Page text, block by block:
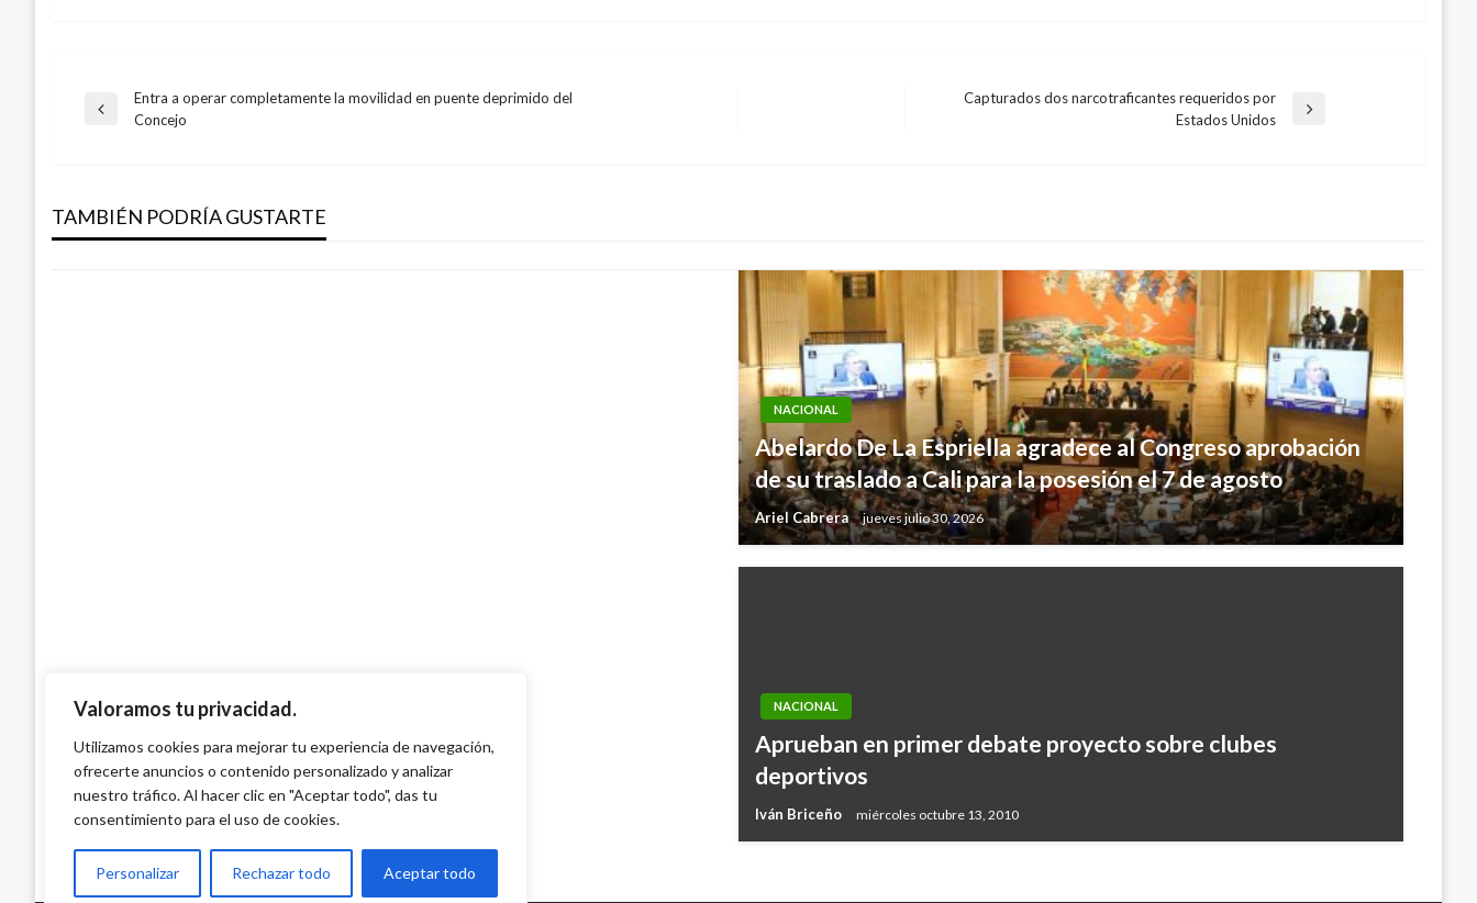
Valoramos tu privacidad.
Utilizamos cookies para mejorar tu experiencia de navegación,
ofrecerte anuncios o contenido personalizado y analizar
nuestro tráfico. Al hacer clic en "Aceptar todo", das tu
consentimiento para el uso de cookies.
Personalizar Rechazar todo Aceptar todo
Navegación
entradas
Entrada
Entra a operar completamente la movilidad en puente deprimido del
Concejo
Capturados dos narcotraficantes requeridos por
Estados Unidos
TAMBIÉN PODRÍA GUSTARTE
noviembre
Giovanni Alarcón M. jueves noviembre 22, 2018
NACIONAL
Abelardo De La Espriella agradece al Congreso aprobación
de su traslado a Cali para la posesión el 7 de agosto
Ariel Cabrera jueves julio 30, 2026
NACIONAL
Aprueban en primer debate proyecto sobre clubes
deportivos
Iván Briceño miércoles octubre 13, 2010